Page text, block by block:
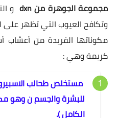
مجموعة الجوهرة من dxn
و
وتكافح العيوب التي تظهر
مكوناتها الفريدة من أعشاب
كريمة وهي :
مستخلص طحالب
للبشرة والجسم ن وهو
الكامل ).